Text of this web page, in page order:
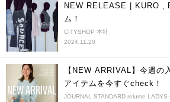
NEW RELEASE | KURO , BIELO 別注アイテ
ム！
CITYSHOP 本社
2024.11.20
【NEW ARRIVAL】今週の
アイテムを今すぐcheck！
JOURNAL STANDARD relume LADYS